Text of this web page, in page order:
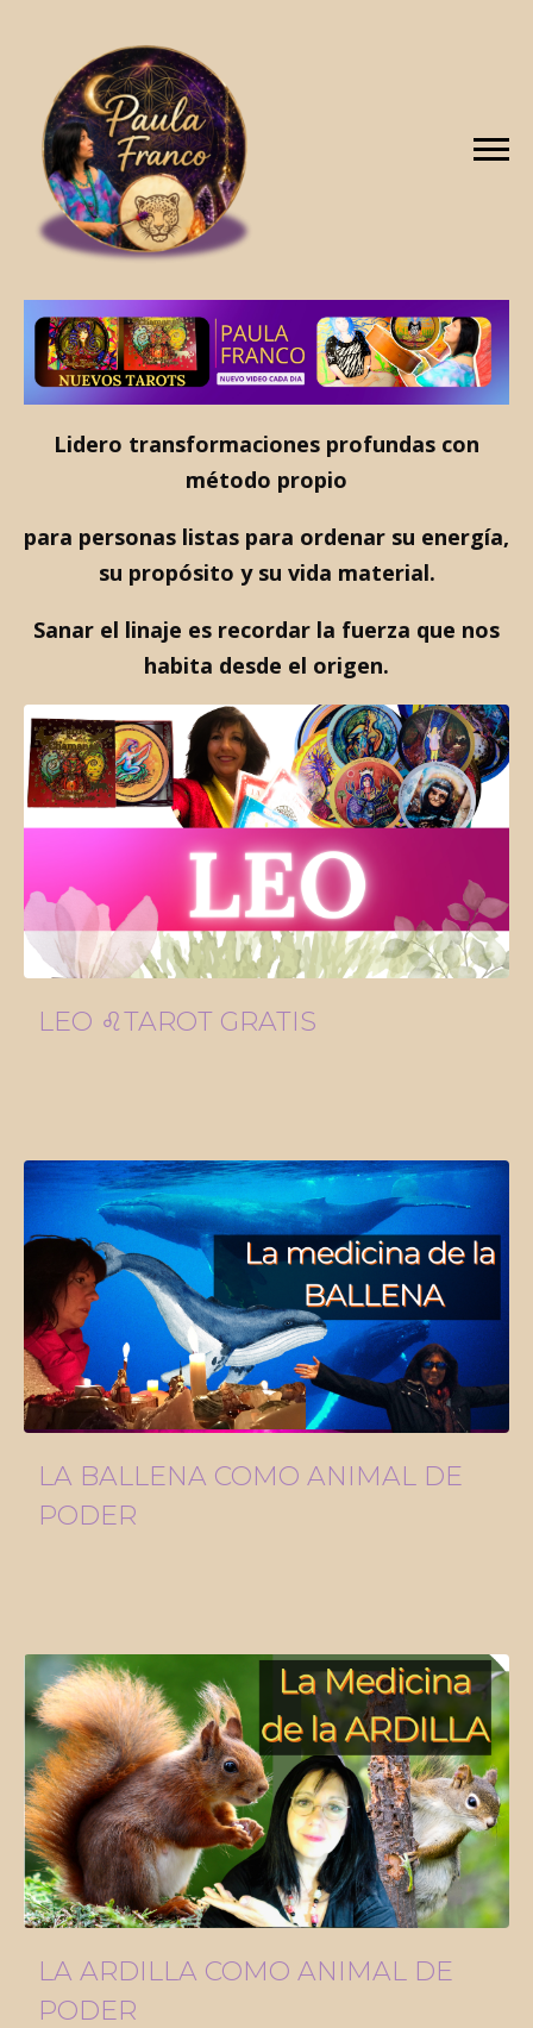
Lidero transformaciones profundas con
método propio
para personas listas para ordenar su energía,
su propósito y su vida material.
Sanar el linaje es recordar la fuerza que nos
habita desde el origen.
LEO ♌️TAROT GRATIS
LA BALLENA COMO ANIMAL DE
PODER
LA ARDILLA COMO ANIMAL DE
PODER